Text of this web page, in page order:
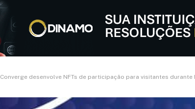
Converge desenvolve NFTs de participação para visitantes